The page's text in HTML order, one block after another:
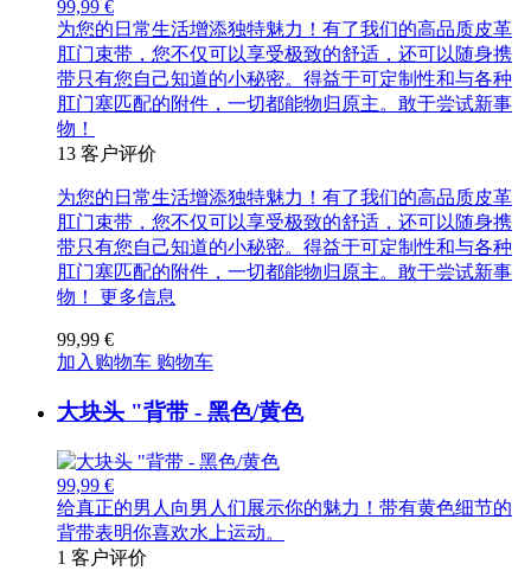
99,99 €
为您的日常生活增添独特魅力！有了我们的高品质皮革
肛门束带，您不仅可以享受极致的舒适，还可以随身携
带只有您自己知道的小秘密。得益于可定制性和与各种
肛门塞匹配的附件，一切都能物归原主。敢于尝试新事
物！
13 客户评价
为您的日常生活增添独特魅力！有了我们的高品质皮革
肛门束带，您不仅可以享受极致的舒适，还可以随身携
带只有您自己知道的小秘密。得益于可定制性和与各种
肛门塞匹配的附件，一切都能物归原主。敢于尝试新事
物！ 更多信息
99,99 €
加入购物车 购物车
大块头 "背带 - 黑色/黄色
99,99 €
给真正的男人向男人们展示你的魅力！带有黄色细节的
背带表明你喜欢水上运动。
1 客户评价